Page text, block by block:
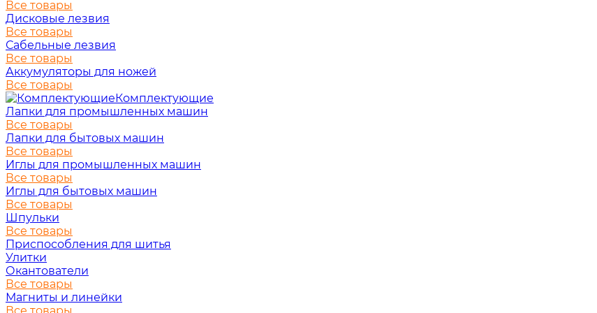
Все товары
Дисковые лезвия
Все товары
Сабельные лезвия
Все товары
Аккумуляторы для ножей
Все товары
Комплектующие
Лапки для промышленных машин
Все товары
Лапки для бытовых машин
Все товары
Иглы для промышленных машин
Все товары
Иглы для бытовых машин
Все товары
Шпульки
Все товары
Приспособления для шитья
Улитки
Окантователи
Все товары
Магниты и линейки